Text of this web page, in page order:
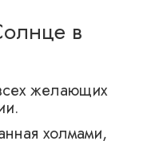
в
желающих
холмами,